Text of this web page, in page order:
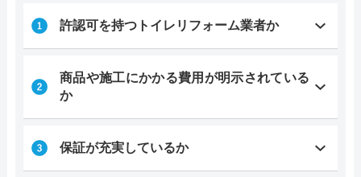
許認可を持つトイレリフォーム業者か
商品や施工にかかる費用が明示されている
か
保証が充実しているか